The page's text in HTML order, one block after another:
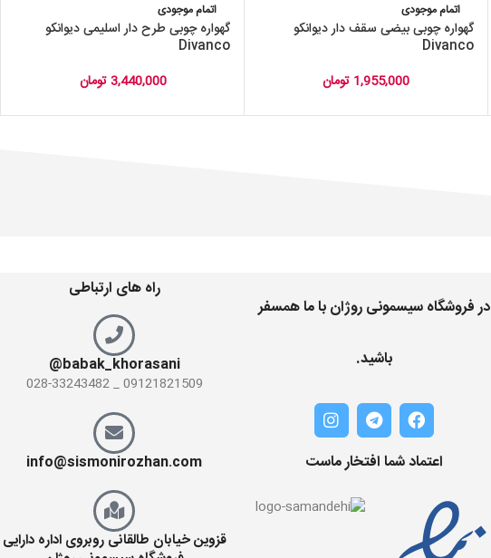
اتمام موجودی
گهواره چوبی بیضی سقف دار دیوانکو
Divanco
1,955,000 تومان
اتمام موجودی
گهواره چوبی طرح دار اسلیمی دیوانکو
Divanco
3,440,000 تومان
در فروشگاه سیسمونی روژان با ما همسفر
باشید.
اعتماد شما افتخار ماست
راه های ارتباطی
babak_khorasani@
09121821509 _ 028-33243482
info@sismonirozhan.com
قزوین خیابان طالقانی روبروی اداره دارایی